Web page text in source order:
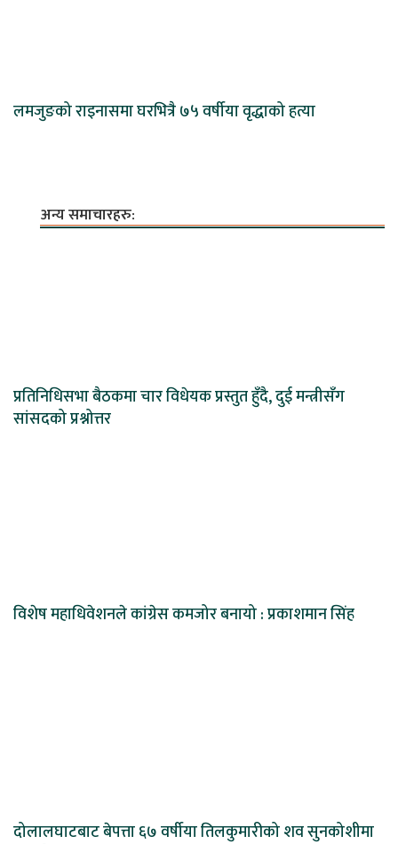
लमजुङको राइनासमा घरभित्रै ७५ वर्षीया वृद्धाको हत्या
अन्य समाचारहरु:
प्रतिनिधिसभा बैठकमा चार विधेयक प्रस्तुत हुँदै, दुई मन्त्रीसँग
सांसदको प्रश्नोत्तर
विशेष महाधिवेशनले कांग्रेस कमजोर बनायो : प्रकाशमान सिंह
दोलालघाटबाट बेपत्ता ६७ वर्षीया तिलकुमारीको शव सुनकोशीमा